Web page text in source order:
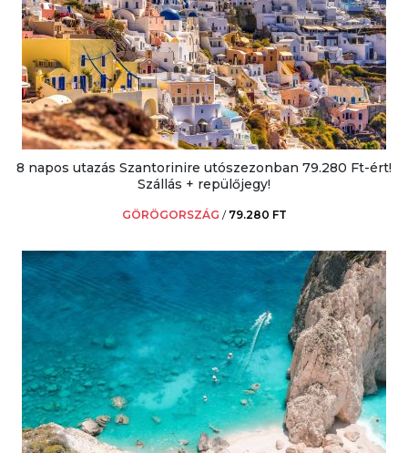
8 napos utazás Szantorinire utószezonban 79.280 Ft-ért!
Szállás + repülőjegy!
GÖRÖGORSZÁG / 79.280 FT